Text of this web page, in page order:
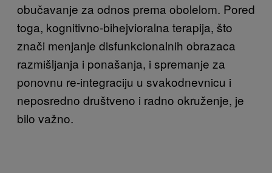
obučavanje za odnos prema obolelom. Pored
toga, kognitivno-bihejvioralna terapija, što
znači menjanje disfunkcionalnih obrazaca
razmišljanja i ponašanja, i spremanje za
ponovnu re-integraciju u svakodnevnicu i
neposredno društveno i radno okruženje, je
bilo važno.